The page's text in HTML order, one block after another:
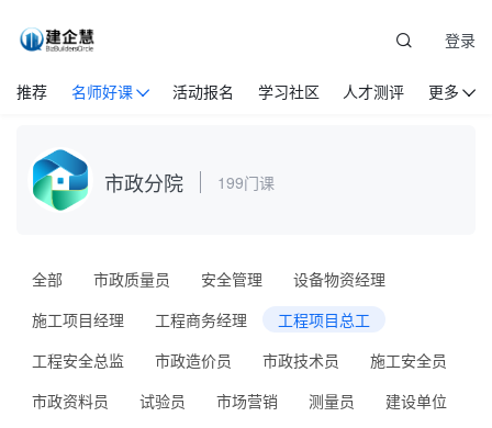
推荐 名师好课 活动报名 学习社区 人才测评 更多
登录
市政分院 199门课
全部 市政质量员 安全管理
设备物资经理
施工项目经理
工程商务经理
工程项目总工
工程安全总监
市政造价员 市政技术员
施工安全员
市政资料员
试验员 市场营销 测量员
建设单位